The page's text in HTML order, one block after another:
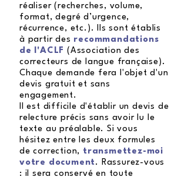
réaliser (recherches, volume,
format, degré d’urgence,
récurrence, etc.). Ils sont établis
à partir des recommandations
de l'ACLF (Association des
correcteurs de langue française).
Chaque demande fera l'objet d'un
devis gratuit et sans
engagement.
Il est difficile d'établir un devis de
relecture précis sans avoir lu le
texte au préalable. Si vous
hésitez entre les deux formules
de correction, transmettez-moi
votre document. Rassurez-vous
: il sera conservé en toute